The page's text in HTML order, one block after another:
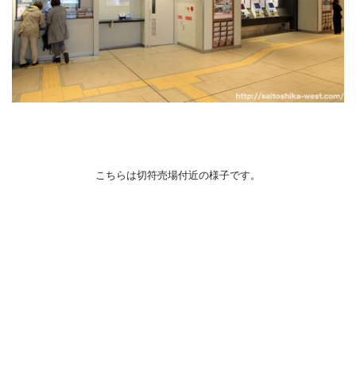
こちらは切符売場付近の様子です。